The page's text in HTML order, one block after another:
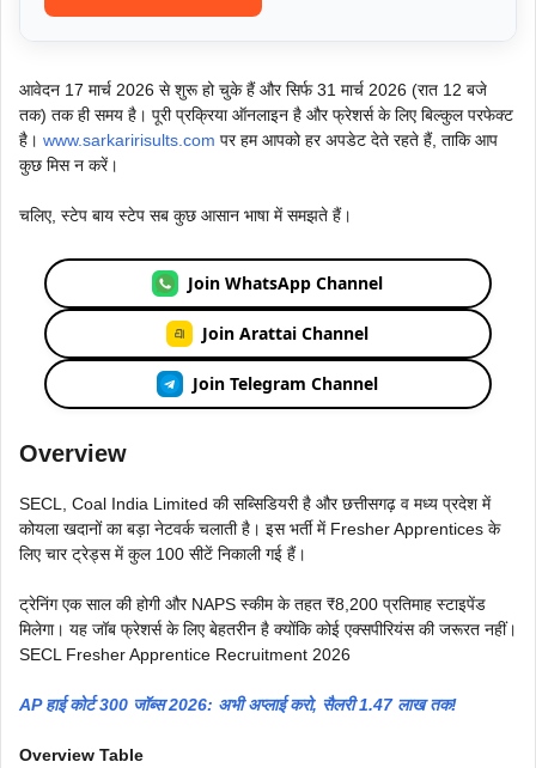
आवेदन 17 मार्च 2026 से शुरू हो चुके हैं और सिर्फ 31 मार्च 2026 (रात 12 बजे
तक) तक ही समय है। पूरी प्रक्रिया ऑनलाइन है और फ्रेशर्स के लिए बिल्कुल परफेक्ट
है। www.sarkaririsults.com पर हम आपको हर अपडेट देते रहते हैं, ताकि आप
कुछ मिस न करें।
चलिए, स्टेप बाय स्टेप सब कुछ आसान भाषा में समझते हैं।
Join WhatsApp Channel
Join Arattai Channel
Join Telegram Channel
Overview
SECL, Coal India Limited की सब्सिडियरी है और छत्तीसगढ़ व मध्य प्रदेश में
कोयला खदानों का बड़ा नेटवर्क चलाती है। इस भर्ती में Fresher Apprentices के
लिए चार ट्रेड्स में कुल 100 सीटें निकाली गई हैं।
ट्रेनिंग एक साल की होगी और NAPS स्कीम के तहत ₹8,200 प्रतिमाह स्टाइपेंड
मिलेगा। यह जॉब फ्रेशर्स के लिए बेहतरीन है क्योंकि कोई एक्सपीरियंस की जरूरत नहीं।
SECL Fresher Apprentice Recruitment 2026
AP हाई कोर्ट 300 जॉब्स 2026: अभी अप्लाई करो, सैलरी 1.47 लाख तक!
Overview Table